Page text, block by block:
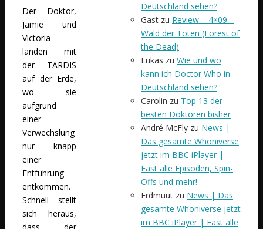
Der Doktor,
Jamie und
Victoria
landen mit
der TARDIS
auf der Erde,
wo sie
aufgrund
einer
Verwechslung
nur knapp
einer
Entführung
entkommen.
Schnell stellt
sich heraus,
Deutschland sehen?
Gast zu Review – 4×09 –
Wald der Toten (Forest of
the Dead)
Lukas zu Wie und wo
kann ich Doctor Who in
Deutschland sehen?
Carolin zu Top 13 der
besten Doktoren bisher
André McFly zu News |
Das gesamte Whoniverse
jetzt im BBC iPlayer |
Fast alle Episoden, Spin-
Offs und mehr!
Erdmuut zu News | Das
gesamte Whoniverse jetzt
im BBC iPlayer | Fast alle